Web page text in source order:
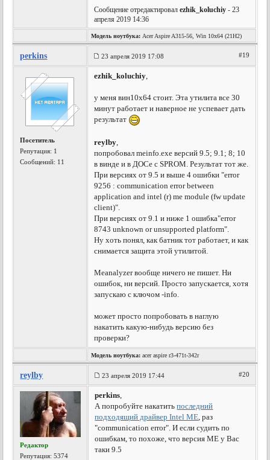
Сообщение отредактировалezhik_koluchiy - 23
апреля 2019 14:36
Модель ноутбука: Acer Aspire A315-56, Win 10x64 (21H2)
perkins 23 апреля 2019 17:08 #19
Посетитель
Репутация: 1
Сообщений: 11
ezhik_koluchiy,
у меня вин10х64 стоит. Эта утилита все 30
минут работает и наверное не успевает дать
результат
reylby,
попробовал meinfo.exe версий 9.5; 9.1; 8; 10
в винде и в ДОСе с SPROM. Результат тот же.
При версиях от 9.5 и выше 4 ошибки "error
9256 : communication error between
application and intel (r) me module (fw update
client)".
При версиях от 9.1 и ниже 1 ошибка"error
8743 unknown or unsupported platform".
Ну хоть понял, как батник тот работает, и как
снимается защита этой утилитой.
Meanalyzer вообще ничего не пишет. Ни
ошибок, ни версий. Просто запускается, хотя
запускаю с ключом -info.
может просто попробовать в наглую
накатить какую-нибудь версию без
проверки?
Модель ноутбука: acer aspire r3-471t-342r
reylby 23 апреля 2019 17:44 #20
Редактор
Репутация:5374
perkins,
А попробуйте накатитьпоследний
подходящий драйвер Intel ME, раз
"communication error". И если судить по
ошибкам, то похоже, что версия ME у Вас
таки 9.5